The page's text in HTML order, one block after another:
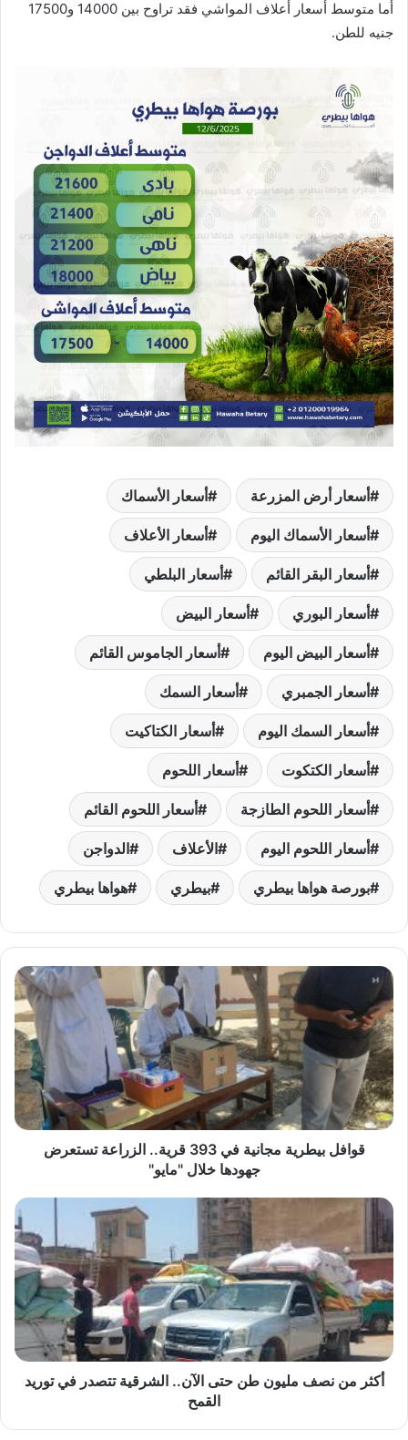
أما متوسط أسعار أعلاف المواشي فقد تراوح بين 14000 و17500
جنيه للطن.
أسعار أرض المزرعة أسعار الأسماك
أسعار الأسماك اليوم أسعار الأعلاف
أسعار البقر القائم أسعار البلطي
أسعار البوري أسعار البيض
أسعار البيض اليوم أسعار الجاموس القائم
أسعار الجمبري أسعار السمك
أسعار السمك اليوم أسعار الكتاكيت
أسعار الكتكوت أسعار اللحوم
أسعار اللحوم الطازجة أسعار اللحوم القائم
أسعار اللحوم اليوم الأعلاف الدواجن
بورصة هواها بيطري بيطري هواها بيطري
قوافل
بيطرية
مجانية
في
393
قرية..
الزراعة
تستعرض
جهودها
قوافل بيطرية مجانية في 393 قرية.. الزراعة تستعرض
جهودها خلال "مايو"
أكثر
نصف
مليون
طن
حتى
الآن..
الشرقية
تتصدر
فيأكثر من نصف مليون طن حتى الآن.. الشرقية تتصدر في توريد
القمح